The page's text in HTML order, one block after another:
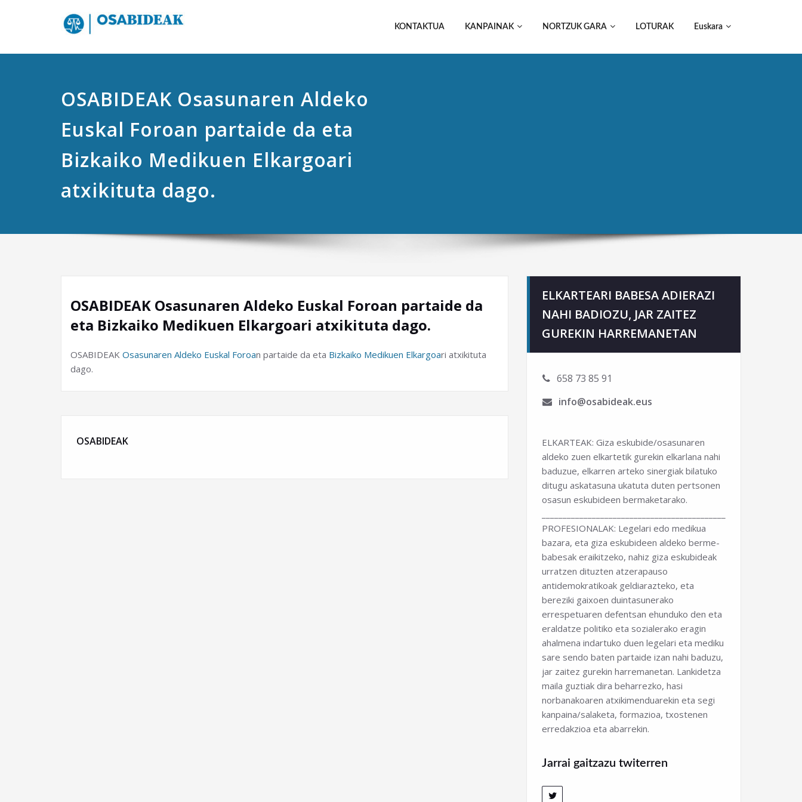
KONTAKTUA KANPAINAK NORTZUK GARA LOTURAK Euskara
OSABIDEAK Osasunaren Aldeko
Euskal Foroan partaide da eta
Bizkaiko Medikuen Elkargoari
atxikituta dago.
OSABIDEAK Osasunaren Aldeko Euskal Foroan partaide da
eta Bizkaiko Medikuen Elkargoari atxikituta dago.
OSABIDEAK Osasunaren Aldeko Euskal Foroan partaide da eta Bizkaiko Medikuen Elkargoari atxikituta
dago.
OSABIDEAK
ELKARTEARI BABESA ADIERAZI
NAHI BADIOZU, JAR ZAITEZ
GUREKIN HARREMANETAN
658 73 85 91
info@osabideak.eus
ELKARTEAK: Giza eskubide/osasunaren
aldeko zuen elkartetik gurekin elkarlana nahi
baduzue, elkarren arteko sinergiak bilatuko
ditugu askatasuna ukatuta duten pertsonen
osasun eskubideen bermaketarako.
PROFESIONALAK: Legelari edo medikua
bazara, eta giza eskubideen aldeko berme-
babesak eraikitzeko, nahiz giza eskubideak
urratzen dituzten atzerapauso
antidemokratikoak geldiarazteko, eta
bereziki gaixoen duintasunerako
errespetuaren defentsan ehunduko den eta
eraldatze politiko eta sozialerako eragin
ahalmena indartuko duen legelari eta mediku
sare sendo baten partaide izan nahi baduzu,
jar zaitez gurekin harremanetan. Lankidetza
maila guztiak dira beharrezko, hasi
norbanakoaren atxikimenduarekin eta segi
kanpaina/salaketa, formazioa, txostenen
erredakzioa eta abarrekin.
Jarrai gaitzazu twiterren